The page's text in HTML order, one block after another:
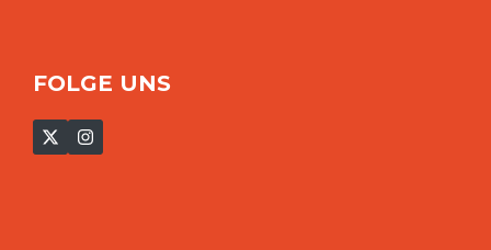
FOLGE UNS